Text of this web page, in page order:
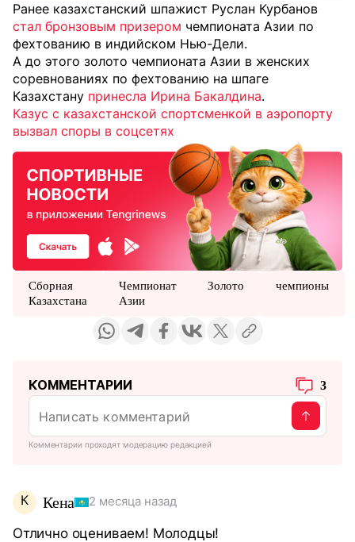
Ранее казахстанский шпажист Руслан Курбанов
стал бронзовым призером чемпионата Азии по
фехтованию в индийском Нью-Дели.
А до этого золото чемпионата Азии в женских
соревнованиях по фехтованию на шпаге
Казахстану принесла Ирина Бакалдина.
Казус с казахстанской спортсменкой в аэропорту
вызвал споры в соцсетях
Сборная
Казахстана
Чемпионат
Азии
Золото чемпионы
КОММЕНТАРИИ 3
Комментарии проходят модерацию редакцией
К Кена 2 месяца назад
Отлично оцениваем! Молодцы!